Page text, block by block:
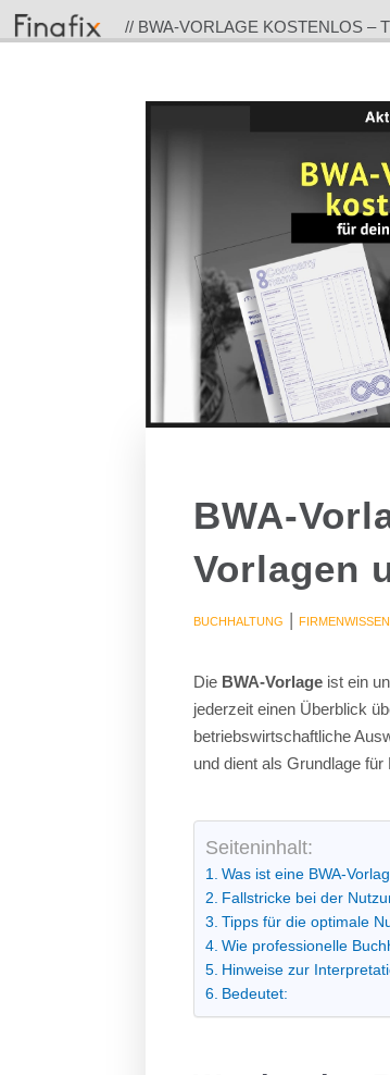
// BWA-VORLAGE KOSTENLOS –
BWA-
Vorlagen
BUCHHALTUNG |FIRMENWISSEN
Die BWA-Vorlage ist ein
jederzeit einen Überblick
betriebswirtschaftliche
und dient als Grundlage
Seiteninhalt:
Was ist eine BWA-
Fallstricke bei der
Tipps für die optimale
Wie professionelle
Hinweise zur
Bedeutet: